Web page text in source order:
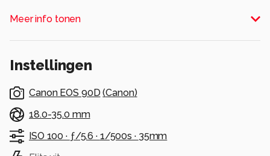
Alle rechten voorbehouden
Meer info tonen
Instellingen
Canon EOS 90D (Canon)
18.0-35.0 mm
ISO 100 · ƒ/5.6 · 1/500s · 35mm